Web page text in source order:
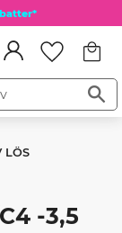
LÖS
-3,5